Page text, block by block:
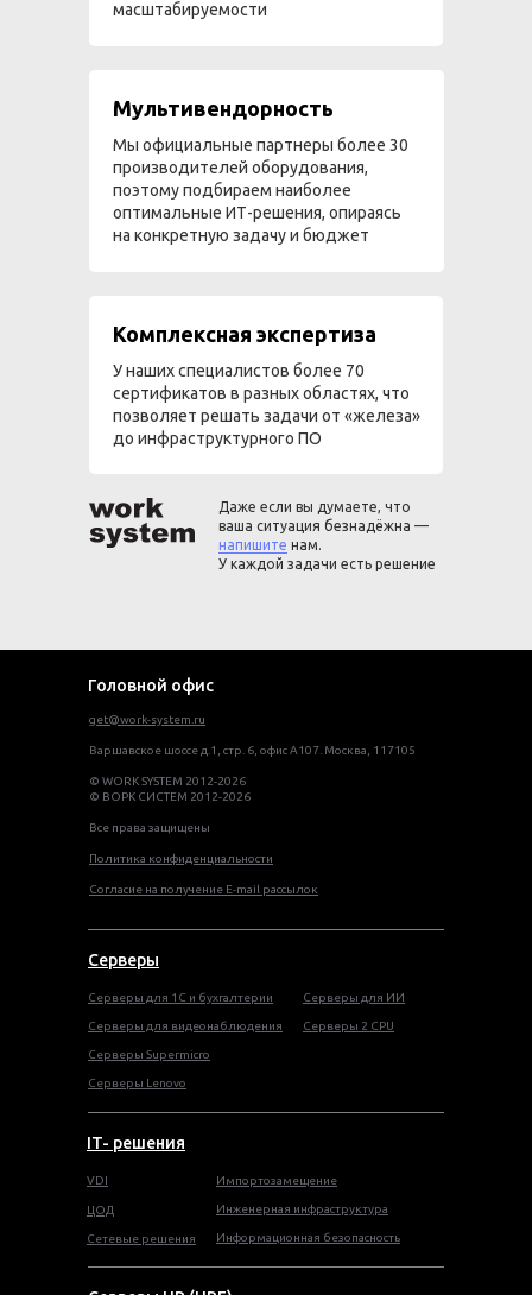
Мультивендорность
Мы официальные партнеры более 30
производителей оборудования,
поэтому подбираем наиболее
оптимальные ИТ-решения, опираясь
на конкретную задачу и бюджет
Комплексная экспертиза
У наших специалистов более 70
сертификатов в разных областях, что
позволяет решать задачи от «железа»
до инфраструктурного ПО
масштабируемости
Даже если вы думаете, что
ваша ситуация безнадёжна —
напишите нам.
У каждой задачи есть решение
get@work-system.ru
Варшавское шоссе д.1, стр. 6, офис А107. Москва, 117105
© WORK SYSTEM 2012-2026
© ВОРК СИСТЕМ 2012-2026
Все права защищены
Политика конфиденциальности
Согласие на получение E-mail рассылок
Головной офис
Серверы
Серверы для 1С и бухгалтерии
Серверы для видеонаблюдения
Серверы Supermicro
Серверы Lenovo
Серверы для ИИ
Серверы 2 CPU
VDI
ЦОД
Сетевые решения
Импортозамещение
Инженерная инфраструктура
Информационная безопасность
IT- решения